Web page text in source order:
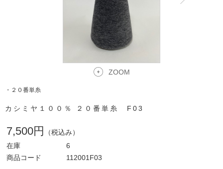
ZOOM
・２０番単糸
カシミヤ１００％ ２０番単糸 F03
7,500円
（税込み）
在庫
6
商品コード
112001F03